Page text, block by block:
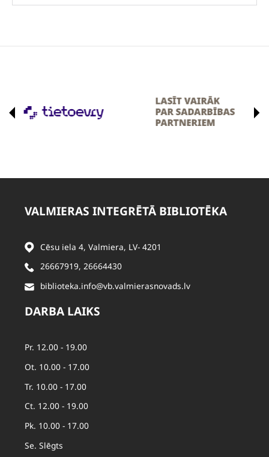
VALMIERAS INTEGRĒTĀ BIBLIOTĒKA
Cēsu iela 4, Valmiera, LV- 4201
26667919, 26664430
biblioteka.info@vb.valmierasnovads.lv
DARBA LAIKS
Pr. 12.00 - 19.00
Ot. 10.00 - 17.00
Tr. 10.00 - 17.00
Ct. 12.00 - 19.00
Pk. 10.00 - 17.00
Se. Slēgts